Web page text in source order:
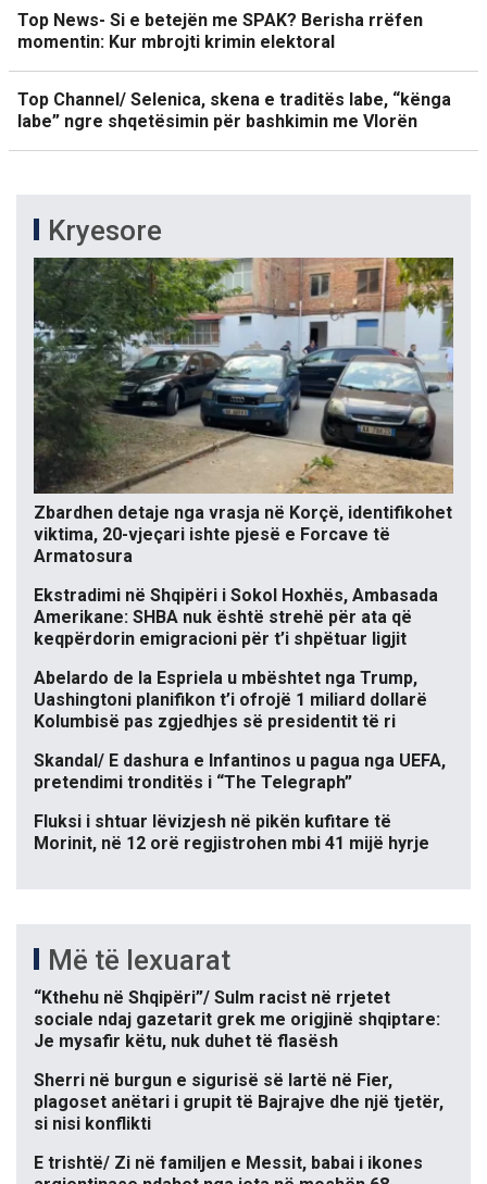
Top News- Si e betejën me SPAK? Berisha rrëfen
momentin: Kur mbrojti krimin elektoral
Top Channel/ Selenica, skena e traditës labe, “kënga
labe” ngre shqetësimin për bashkimin me Vlorën
Kryesore
Zbardhen detaje nga vrasja në Korçë, identifikohet
viktima, 20-vjeçari ishte pjesë e Forcave të
Armatosura
Ekstradimi në Shqipëri i Sokol Hoxhës, Ambasada
Amerikane: SHBA nuk është strehë për ata që
keqpërdorin emigracioni për t’i shpëtuar ligjit
Abelardo de la Espriela u mbështet nga Trump,
Uashingtoni planifikon t’i ofrojë 1 miliard dollarë
Kolumbisë pas zgjedhjes së presidentit të ri
Skandal/ E dashura e Infantinos u pagua nga UEFA,
pretendimi tronditës i “The Telegraph”
Fluksi i shtuar lëvizjesh në pikën kufitare të
Morinit, në 12 orë regjistrohen mbi 41 mijë hyrje
Më të lexuarat
“Kthehu në Shqipëri”/ Sulm racist në rrjetet
sociale ndaj gazetarit grek me origjinë shqiptare:
Je mysafir këtu, nuk duhet të flasësh
Sherri në burgun e sigurisë së lartë në Fier,
plagoset anëtari i grupit të Bajrajve dhe një tjetër,
si nisi konflikti
E trishtë/ Zi në familjen e Messit, babai i ikones